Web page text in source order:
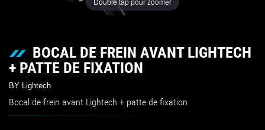
BOCAL DE FREIN AVANT LIGHTECH
+ PATTE DE FIXATION
BY Lightech
Bocal de frein avant Lightech + patte de fixation